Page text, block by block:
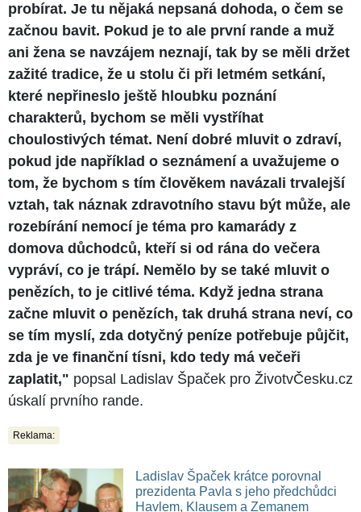
probírat. Je tu nějaká nepsaná dohoda, o čem se
začnou bavit. Pokud je to ale první rande a muž
ani žena se navzájem neznají, tak by se měli držet
zažité tradice, že u stolu či při letmém setkání,
které nepřineslo ještě hloubku poznání
charakterů, bychom se měli vystříhat
choulostivých témat. Není dobré mluvit o zdraví,
pokud jde například o seznámení a uvažujeme o
tom, že bychom s tím člověkem navázali trvalejší
vztah, tak náznak zdravotního stavu být může, ale
rozebírání nemocí je téma pro kamarády z
domova důchodců, kteří si od rána do večera
vypráví, co je trápí. Nemělo by se také mluvit o
penězích, to je citlivé téma. Když jedna strana
začne mluvit o penězích, tak druhá strana neví, co
se tím myslí, zda dotyčný peníze potřebuje půjčit,
zda je ve finanční tísni, kdo tedy má večeři
zaplatit," popsal Ladislav Špaček pro ŽivotvČesku.cz
úskalí prvního rande.
Reklama:
Ladislav Špaček krátce porovnal
prezidenta Pavla s jeho předchůdci
Havlem, Klausem a Zemanem